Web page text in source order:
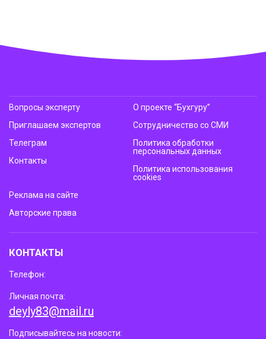
Вопросы эксперту
Приглашаем экспертов
Телеграм
Контакты
О проекте “Бухгуру”
Сотрудничество со СМИ
Политика обработки
персональных данных
Политика использования
cookies
Реклама на сайте
Авторские права
КОНТАКТЫ
Телефон:
Личная почта:
deyly83@mail.ru
Подписывайтесь на новости: